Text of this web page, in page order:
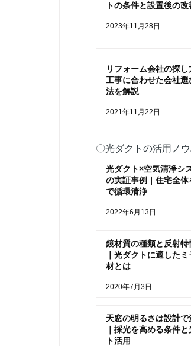
トの条件と設置後の
2023年11月28日
リフォーム会社の探
工事に合わせた会社選
法を解説
2021年11月22日
〇光ダクトの活用ノ
光ダクト×空気清浄シ
の実証事例｜住宅全体
で循環清浄
2022年6月13日
鏡材質の種類と反射特
｜光ダクトに適した
材とは
2020年7月3日
天窓の明るさは設計で
｜採光を高める条件
ト活用